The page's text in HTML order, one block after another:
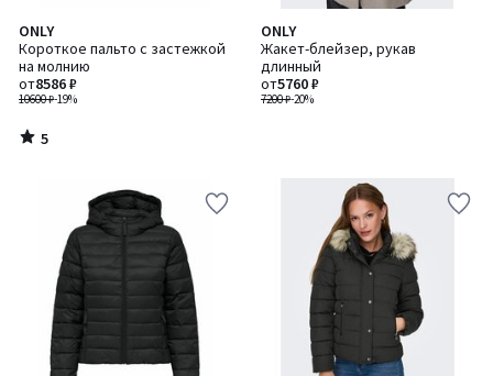
ONLY
Короткое пальто с застежкой
на молнию
10600 ₽-19%
от8586 ₽
5
/
5
5
/
ONLY
Жакет-блейзер, рукав
длинный
7200 ₽-20%
от5760 ₽